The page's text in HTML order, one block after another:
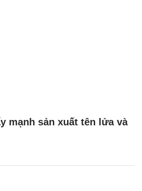
mạnh sản xuất tên lửa và